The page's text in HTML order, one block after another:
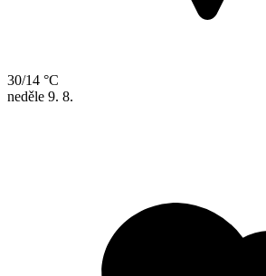
30/14 °C
neděle 9. 8.